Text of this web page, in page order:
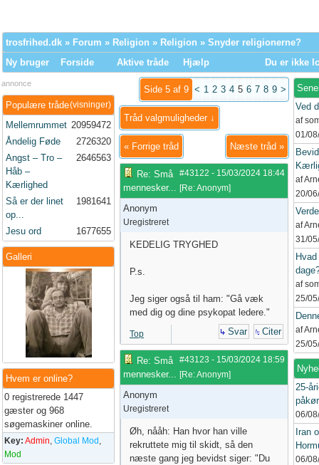
trosfrihed.dk » Forum » Religion » Religion » Snyder religionerne?
Ny bruger
Forside Aktive tråde Hjælp Du er ikke
annonce
(visninger)
Populære tråde
Mellemrummet 20959472
Åndelig Føde
2726320
Angst – Tro –
Håb –
Kærlighed
2646563
Så er der linet
op...
1981641
Jesu ord 1677655
Galleri
Hvem er online?
0 registrerede 1447
gæster og 968
søgemaskiner online.
Key: Admin, Global Mod ,
Mod
Side 5 af 9 < 1 2 3 4 5 6 7 8 9 >
Tråd valgmuligheder ↓
« Forrige tråd Næste tråd »
#43122 - 15/03/2024 18:44
Re: Små
mennesker... [Re: Anonym]
Anonym
Uregistreret
KEDELIG TRYGHED
P.s.
Jeg siger også til ham: "Gå væk
med dig og dine psykopat ledere."
Top Svar Citer
#43123 - 15/03/2024 18:59
Re: Små
mennesker... [Re: Anonym]
Anonym
Uregistreret
Øh, nååh: Han hvor han ville
rekruttete mig til skidt, så den
næste gang jeg bevidst siger: "Du
Ved
af
01/
af
20/
af
31/
af
25/
af
25/
25-
06/
Iran
06/